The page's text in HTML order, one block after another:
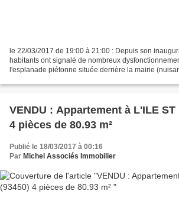
le 22/03/2017 de 19:00 à 21:00 : Depuis son
habitants ont signalé de nombreux
l'esplanade piétonne située derrière la mairie
VENDU : Appartement à L'ILE ST
4 pièces de 80.93 m²
Publié le 18/03/2017 à 00:16
Par Michel Associés Immobilier